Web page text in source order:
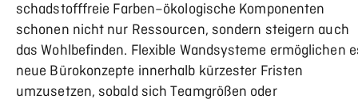
schadstofffreie Farben–ökologische Komponenten
schonen nicht nur Ressourcen, sondern steigern auch
das Wohlbefinden. Flexible Wandsysteme ermöglichen
neue Bürokonzepte innerhalb kürzester Fristen
umzusetzen, sobald sich Teamgrößen oder